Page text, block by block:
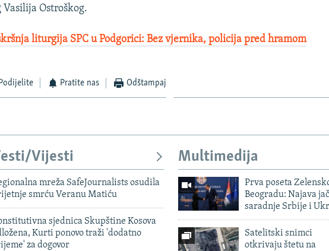
Vasilija Ostroškog.
liturgija SPC u Podgorici: Bez vjernika, policija pred hramom
Podijelite Pratite nas Odštampaj
Vijesti
mreža SafeJournalists osudila
smrću Veranu Matiću
sjednica Skupštine Kosova
Kurti ponovo traži 'dodatno
za dogovor
Multimedija
Prva poseta
Beogradu: Najava
saradnje Srbije i
Satelitski snimci
otkrivaju štetu na